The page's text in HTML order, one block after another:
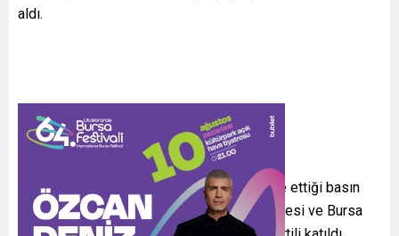
aldı.
İYİ Parti Yıldırım İlçe Başkanlığı’nın organize ettiği basın
açıklamasına; İl Başkanı İsmail Kaya, GİK Üyesi ve Bursa